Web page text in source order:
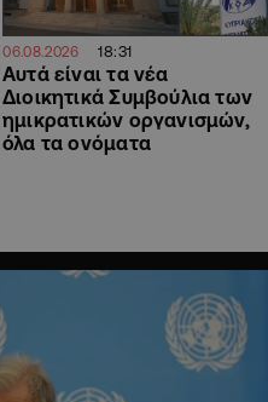
06.08.2026 18:31
Αυτά είναι τα νέα
Διοικητικά Συμβούλια των
ημικρατικών οργανισμών,
όλα τα ονόματα